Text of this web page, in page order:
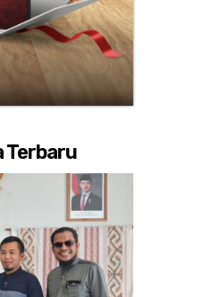
Terbaru